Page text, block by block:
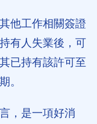
他工作相關簽證
有人失業後，可
已持有該許可至
。
，是一項好消